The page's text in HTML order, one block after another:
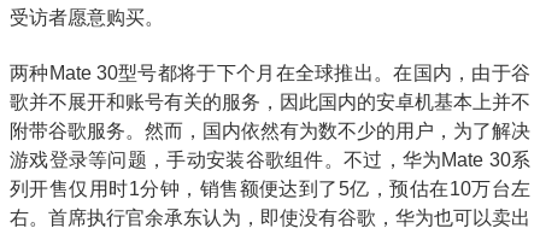
受访者愿意购买。
两种Mate 30型号都将于下个月在全球推出。在国内，由于谷
歌并不展开和账号有关的服务，因此国内的安卓机基本上并不
附带谷歌服务。然而，国内依然有为数不少的用户，为了解决
游戏登录等问题，手动安装谷歌组件。不过，华为Mate 30系
列开售仅用时1分钟，销售额便达到了5亿，预估在10万台左
右。首席执行官余承东认为，即使没有谷歌，华为也可以卖出